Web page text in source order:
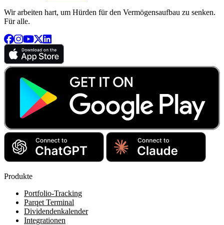
Wir arbeiten hart, um Hürden für den Vermögensaufbau zu senken.
Für alle.
Produkte
Portfolio-Tracking
Parqet Terminal
Dividendenkalender
Integrationen